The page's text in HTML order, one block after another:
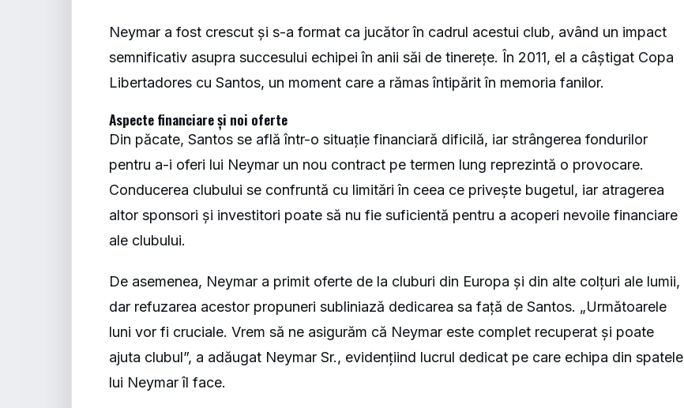
Neymar a fost crescut și s-a format ca jucător în cadrul acestui club, având un impact
semnificativ asupra succesului echipei în anii săi de tinerețe. În 2011, el a câștigat Copa
Libertadores cu Santos, un moment care a rămas întipărit în memoria fanilor.
Aspecte financiare și noi oferte
Din păcate, Santos se află într-o situație financiară dificilă, iar strângerea fondurilor
pentru a-i oferi lui Neymar un nou contract pe termen lung reprezintă o provocare.
Conducerea clubului se confruntă cu limitări în ceea ce privește bugetul, iar atragerea
altor sponsori și investitori poate să nu fie suficientă pentru a acoperi nevoile financiare
ale clubului.
De asemenea, Neymar a primit oferte de la cluburi din Europa și din alte colțuri ale lumii,
dar refuzarea acestor propuneri subliniază dedicarea sa față de Santos. „Următoarele
luni vor fi cruciale. Vrem să ne asigurăm că Neymar este complet recuperat și poate
ajuta clubul”, a adăugat Neymar Sr., evidențiind lucrul dedicat pe care echipa din spatele
lui Neymar îl face.